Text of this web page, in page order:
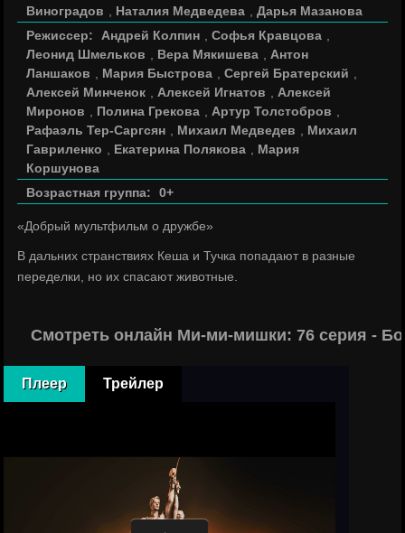
Виноградов
Наталия Медведева ,Дарья Мазанова
Режиссер:
Андрей Колпин ,Софья Кравцова
Леонид Шмельков
Вера Мякишева
Антон
Ланшаков
Мария Быстрова ,Сергей Братерский
Алексей Минченок
Алексей Игнатов
Алексей
Миронов
Полина Грекова Артур Толстобров
Рафаэль Тер-Саргсян
Михаил Медведев
Михаил
Гавриленко
Екатерина Полякова
Мария
Коршунова
Возрастная группа:
0+
«Добрый мультфильм о дружбе»
В дальних странствиях Кеша и Тучка попадают в разные
переделки, но их спасают животные.
Смотреть онлайн Ми-ми-мишки: 76 серия -
Плеер Трейлер